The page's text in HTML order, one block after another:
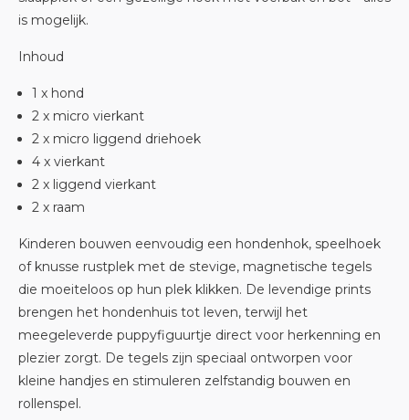
is mogelijk.
Inhoud
1 x hond
2 x micro vierkant
2 x micro liggend driehoek
4 x vierkant
2 x liggend vierkant
2 x raam
Kinderen bouwen eenvoudig een hondenhok, speelhoek
of knusse rustplek met de stevige, magnetische tegels
die moeiteloos op hun plek klikken. De levendige prints
brengen het hondenhuis tot leven, terwijl het
meegeleverde puppyfiguurtje direct voor herkenning en
plezier zorgt. De tegels zijn speciaal ontworpen voor
kleine handjes en stimuleren zelfstandig bouwen en
rollenspel.